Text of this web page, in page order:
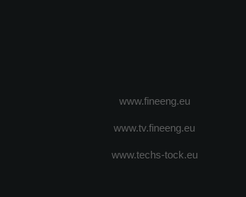
www.fineeng.eu
www.tv.fineeng.eu
www.techs-tock.eu